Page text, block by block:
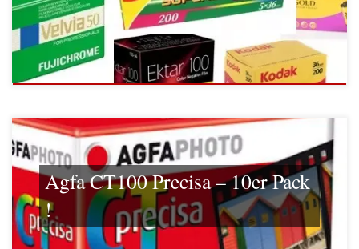
Agfa CT100 Precisa – 10er Pack
!